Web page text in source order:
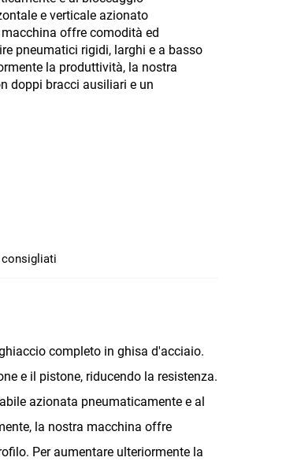
e verticale azionato
offre comodità ed
pneumatici rigidi, larghi e a basso
la produttività, la nostra
doppi bracci ausiliari e un
completo in ghisa d'acciaio.
e il pistone, riducendo la resistenza.
azionata pneumaticamente e al
la nostra macchina offre
Per aumentare ulteriormente la